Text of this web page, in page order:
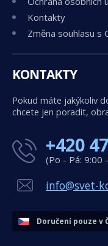
Kontakty
Změna souhlasu s
KONTAKTY
Pokud máte jakýkoliv
chcete jen poradit,
+420
(Po - Pá: 9:00
info@svet-
Doručení pouze v